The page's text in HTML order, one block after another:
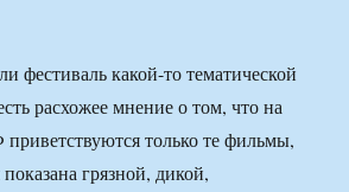
фестиваль какой-то тематической
расхожее мнение о том, что на
только те фильмы,
грязной, дикой,